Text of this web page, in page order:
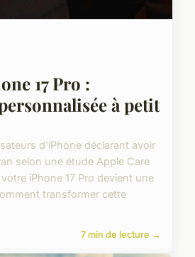
17 Pro :
à petit
d'iPhone déclarant avoir
selon une étude Apple Care
iPhone 17 Pro devient une
transformer cette
7 min de lecture →